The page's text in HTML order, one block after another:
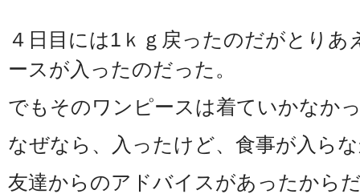
４日目には1ｋｇ戻ったのだがとり
ースが入ったのだった。
でもそのワンピースは着ていかなか
なぜなら、入ったけど、食事が入ら
友達からのアドバイスがあったから